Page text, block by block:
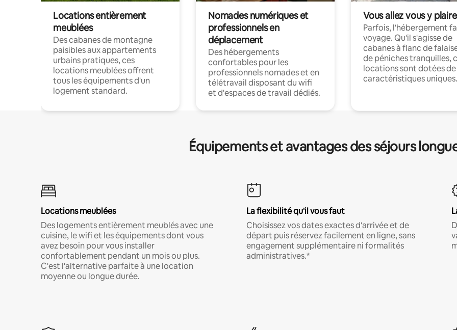
Locations entièrement
meublées
Des cabanes de montagne
paisibles aux appartements
urbains pratiques, ces
locations meublées offrent
tous les équipements d'un
logement standard.
Nomades numériques et
professionnels en
déplacement
Des hébergements
confortables pour les
professionnels nomades et en
télétravail disposant du wifi
et d'espaces de travail dédiés.
Vous allez vous y plaire
Parfois, l'hébergement
voyage. Qu'il s'agisse de
cabanes à flanc de
de péniches tranquilles,
locations sont dotées de
caractéristiques uniques.
Équipements et avantages des séjours
Locations meublées
Des logements entièrement meublés avec une
cuisine, le wifi et les équipements dont vous
avez besoin pour vous installer
confortablement pendant un mois ou plus.
C'est l'alternative parfaite à une location
moyenne ou longue durée.
La flexibilité qu'il vous faut
Choisissez vos dates exactes d'arrivée et de
départ puis réservez facilement en ligne, sans
engagement supplémentaire ni formalités
administratives.*